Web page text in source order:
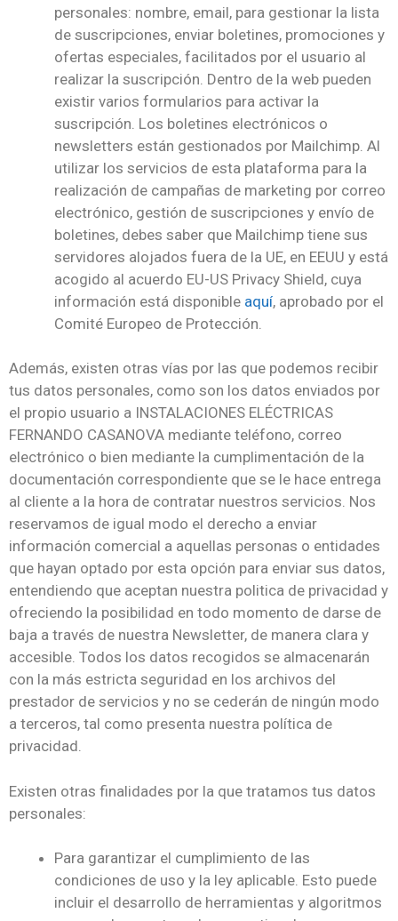
personales: nombre, email, para gestionar la lista
de suscripciones, enviar boletines, promociones y
ofertas especiales, facilitados por el usuario al
realizar la suscripción. Dentro de la web pueden
existir varios formularios para activar la
suscripción. Los boletines electrónicos o
newsletters están gestionados por Mailchimp. Al
utilizar los servicios de esta plataforma para la
realización de campañas de marketing por correo
electrónico, gestión de suscripciones y envío de
boletines, debes saber que Mailchimp tiene sus
servidores alojados fuera de la UE, en EEUU y está
acogido al acuerdo EU-US Privacy Shield, cuya
información está disponible aquí, aprobado por el
Comité Europeo de Protección.
Además, existen otras vías por las que podemos recibir
tus datos personales, como son los datos enviados por
el propio usuario a INSTALACIONES ELÉCTRICAS
FERNANDO CASANOVA mediante teléfono, correo
electrónico o bien mediante la cumplimentación de la
documentación correspondiente que se le hace entrega
al cliente a la hora de contratar nuestros servicios. Nos
reservamos de igual modo el derecho a enviar
información comercial a aquellas personas o entidades
que hayan optado por esta opción para enviar sus datos,
entendiendo que aceptan nuestra politica de privacidad y
ofreciendo la posibilidad en todo momento de darse de
baja a través de nuestra Newsletter, de manera clara y
accesible. Todos los datos recogidos se almacenarán
con la más estricta seguridad en los archivos del
prestador de servicios y no se cederán de ningún modo
a terceros, tal como presenta nuestra política de
privacidad.
Existen otras finalidades por la que tratamos tus datos
personales:
Para garantizar el cumplimiento de las
condiciones de uso y la ley aplicable. Esto puede
incluir el desarrollo de herramientas y algoritmos